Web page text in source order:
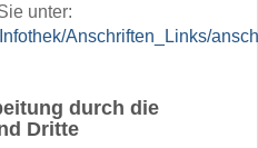
unter:
Anschriften_Links/
durch die
Dritte